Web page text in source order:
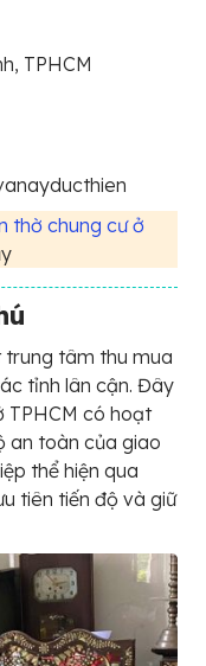
TPHCM
thờ chung cư ở
trung tâm thu mua
tỉnh lân cận. Đây
TPHCM có hoạt
an toàn của giao
thể hiện qua
tiên tiến độ và giữ